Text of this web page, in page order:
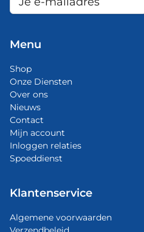
Menu
Shop
Onze Diensten
Over ons
Nieuws
Contact
Mijn account
Inloggen relaties
Spoeddienst
Klantenservice
Algemene voorwaarden